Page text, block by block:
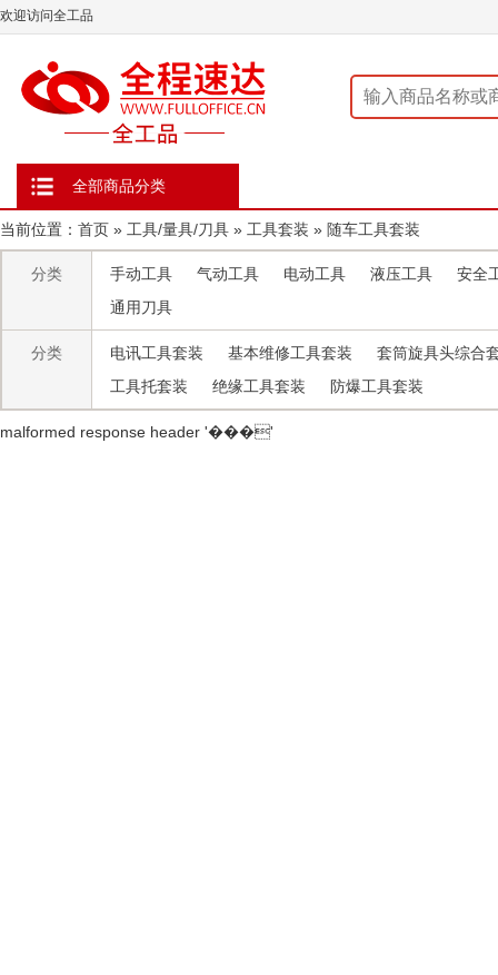
欢迎访问全工品
全部商品分类
当前位置： 首页 » 工具/量具/刀具 » 工具套装 » 随车工具套装
分类 手动工具 气动工具 电动工具 液压工具
安全
通用刀具
分类 电讯工具套装 基本维修工具套装
套筒旋具头综合
工具托套装
绝缘工具套装 防爆工具套装
malformed response header ' ���'